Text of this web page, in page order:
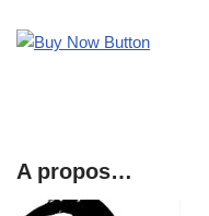
A propos…